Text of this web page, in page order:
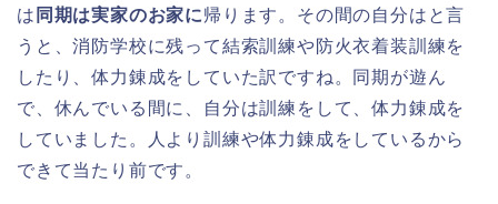
は 同期は実家のお家に帰ります。その間の自分はと言
うと、消防学校に残って結索訓練や防火衣着装訓練を
したり、体力錬成をしていた訳ですね。同期が遊ん
で、休んでいる間に、自分は訓練をして、体力錬成を
していました。人より訓練や体力錬成をしているから
できて当たり前です。